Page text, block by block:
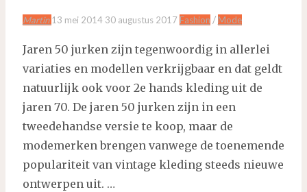
tuinverlichting"
Martin 13 mei 2014 30 augustus 2017 Fashion / Mode
Jaren 50 jurken zijn tegenwoordig in allerlei
variaties en modellen verkrijgbaar en dat geldt
natuurlijk ook voor 2e hands kleding uit de
jaren 70. De jaren 50 jurken zijn in een
tweedehandse versie te koop, maar de
modemerken brengen vanwege de toenemende
populariteit van vintage kleding steeds nieuwe
ontwerpen uit. …